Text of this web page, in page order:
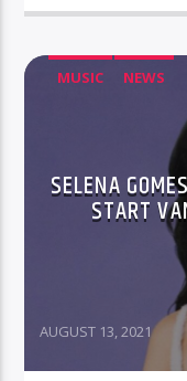
MUSIC NEWS
SELENA
START
AUGUST 13, 2021